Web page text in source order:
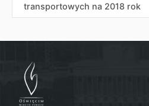
transportowych na 2018 rok